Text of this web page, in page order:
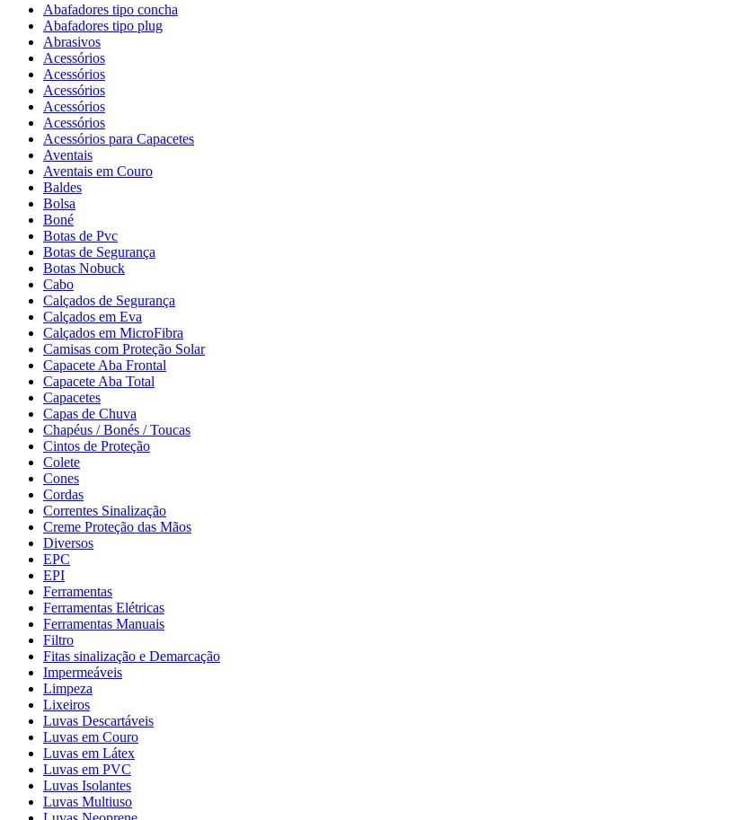
Abafadores tipo concha
Abafadores tipo plug
Abrasivos
Acessórios
Acessórios
Acessórios
Acessórios
Acessórios
Acessórios para Capacetes
Aventais
Aventais em Couro
Baldes
Bolsa
Boné
Botas de Pvc
Botas de Segurança
Botas Nobuck
Cabo
Calçados de Segurança
Calçados em Eva
Calçados em MicroFibra
Camisas com Proteção Solar
Capacete Aba Frontal
Capacete Aba Total
Capacetes
Capas de Chuva
Chapéus / Bonés / Toucas
Cintos de Proteção
Colete
Cones
Cordas
Correntes Sinalização
Creme Proteção das Mãos
Diversos
EPC
EPI
Ferramentas
Ferramentas Elétricas
Ferramentas Manuais
Filtro
Fitas sinalização e Demarcação
Impermeáveis
Limpeza
Lixeiros
Luvas Descartáveis
Luvas em Couro
Luvas em Látex
Luvas em PVC
Luvas Isolantes
Luvas Multiuso